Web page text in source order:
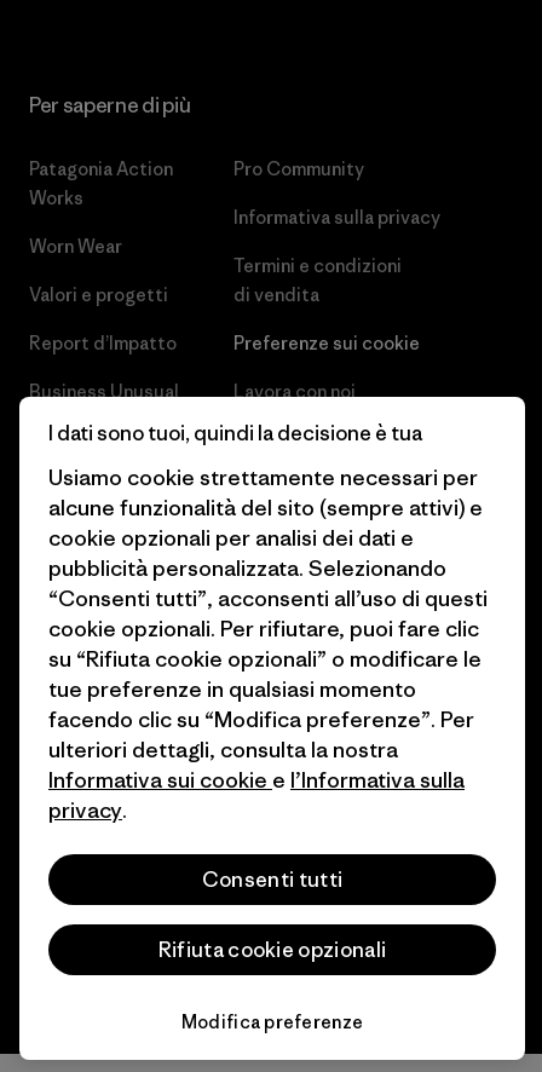
Per saperne di più
Patagonia Action
Works
Worn Wear
Valori e progetti
Report d’Impatto
Business Unusual
Obiettivi climatici
1% For The Planet
Come finanziamo
Buoni regalo
Trova un negozio
Pro Community
Informativa sulla privacy
Termini e condizioni
di vendita
Preferenze sui cookie
Lavora con noi
Stampa e media
Industry program
Programma di affiliazione
Patagonia Svizzera Mappa del
© 2026 Patagonia, Inc. All Rights Reserved.
italiano
I dati sono tuoi, quindi la decisione è tua
Usiamo cookie strettamente necessari per
alcune funzionalità del sito (sempre attivi) e
cookie opzionali per analisi dei dati e
pubblicità personalizzata. Selezionando
“Consenti tutti”, acconsenti all’uso di questi
cookie opzionali. Per rifiutare, puoi fare clic
su “Rifiuta cookie opzionali” o modificare le
tue preferenze in qualsiasi momento
facendo clic su “Modifica preferenze”. Per
ulteriori dettagli, consulta la nostra
Informativa sui cookie e l’Informativa sulla
privacy.
Consenti tutti
Rifiuta cookie opzionali
Modifica preferenze